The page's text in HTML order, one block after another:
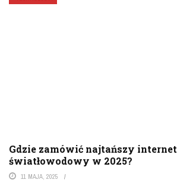
Gdzie zamówić najtańszy internet
światłowodowy w 2025?
11 MAJA, 2025